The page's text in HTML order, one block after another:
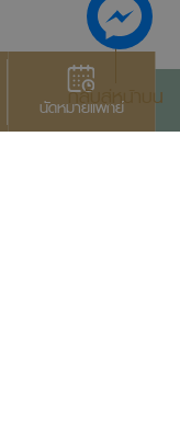
นัดหมายแพทย์
กลับสู่หน้าบน